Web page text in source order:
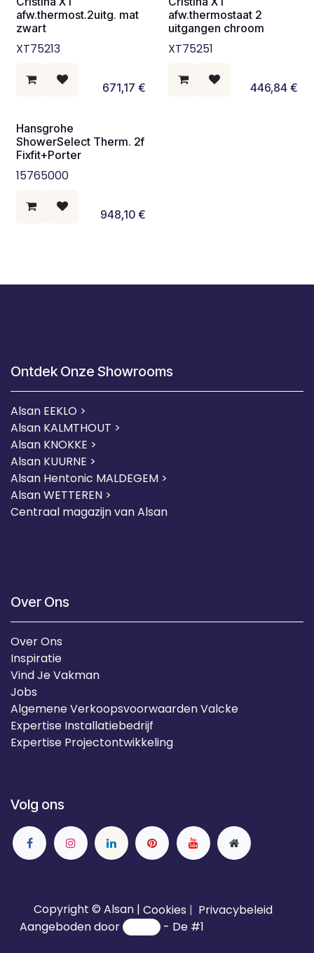
afw.thermost.2uitg. mat
zwart
XT75213
671,17 €
afw.thermostaat 2
uitgangen chroom
XT75251
446,84 €
Hansgrohe
ShowerSelect Therm. 2f
Fixfit+Porter
15765000
948,10€
Ontdek Onze Showrooms
Alsan EEKLO >
Alsan KALMTHOUT >
Alsan KNOKKE >
Alsan KUURNE >
Alsan Hentonic MALDEGEM >
Alsan WETTEREN >
Centraal magazijn van Alsan
Over Ons
Over Ons
Inspiratie
Vind Je Vakman
Jobs
Algemene Verkoopsvoorwaarden Valcke
Expertise Installatiebedrijf
Expertise Projectontwikkeling
Volg ons
Copyright © Alsan | Cookies | Privacybeleid
Aangeboden door
- De #1